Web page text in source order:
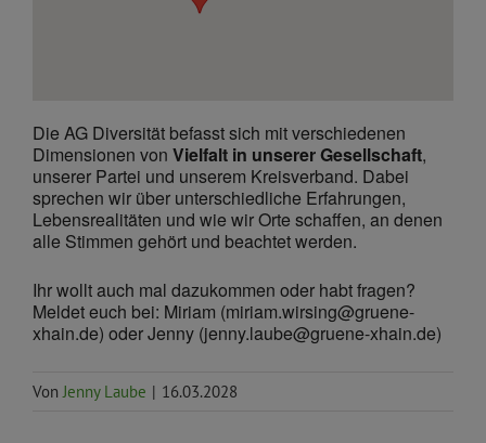
Die AG Diversität befasst sich mit verschiedenen
Dimensionen von Vielfalt in unserer Gesellschaft,
unserer Partei und unserem Kreisverband. Dabei
sprechen wir über unterschiedliche Erfahrungen,
Lebensrealitäten und wie wir Orte schaffen, an denen
alle Stimmen gehört und beachtet werden.
Ihr wollt auch mal dazukommen oder habt fragen?
Meldet euch bei: Miriam (miriam.wirsing@gruene-
xhain.de) oder Jenny (jenny.laube@gruene-xhain.de)
VonJenny Laube | 16.03.2028